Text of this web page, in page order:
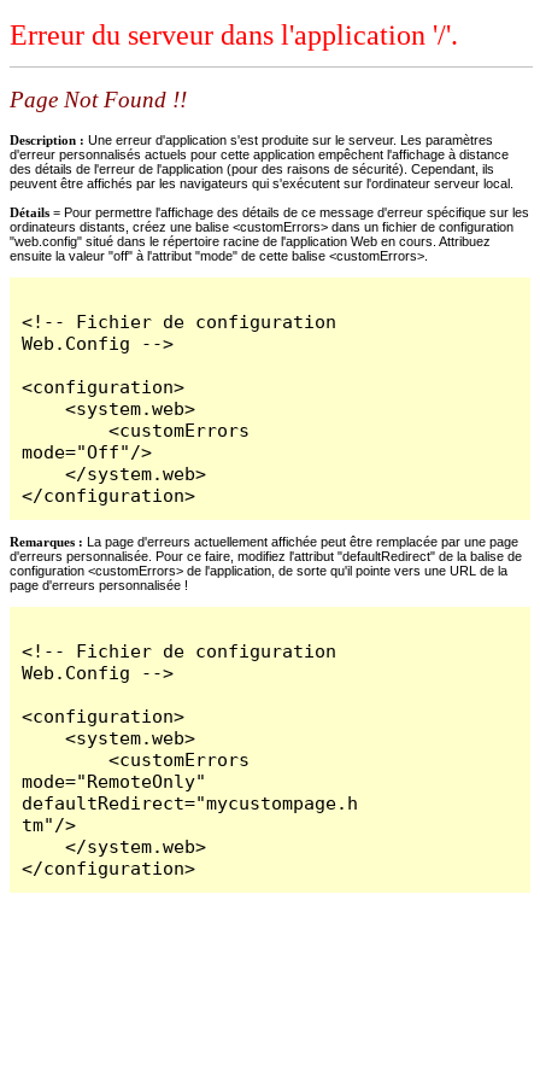
Erreur du serveur dans l'application '/'.
Page Not Found !!
Description : Une erreur d'application s'est produite sur le serveur. Les paramètres
d'erreur personnalisés actuels pour cette application empêchent l'affichage à distance
des détails de l'erreur de l'application (pour des raisons de sécurité). Cependant, ils
peuvent être affichés par les navigateurs qui s'exécutent sur l'ordinateur serveur local.
Détails = Pour permettre l'affichage des détails de ce message d'erreur spécifique sur les
ordinateurs distants, créez une balise <customErrors> dans un fichier de configuration
"web.config" situé dans le répertoire racine de l'application Web en cours. Attribuez
ensuite la valeur "off" à l'attribut "mode" de cette balise <customErrors>.
<!-- Fichier de configuration
Web.Config -->
<configuration>
    <system.web>
        <customErrors
mode="Off"/>
    </system.web>
</configuration>
Remarques : La page d'erreurs actuellement affichée peut être remplacée par une page
d'erreurs personnalisée. Pour ce faire, modifiez l'attribut "defaultRedirect" de la balise de
configuration <customErrors> de l'application, de sorte qu'il pointe vers une URL de la
page d'erreurs personnalisée !
<!-- Fichier de configuration
Web.Config -->
<configuration>
    <system.web>
        <customErrors
mode="RemoteOnly"
defaultRedirect="mycustompage.h
tm"/>
    </system.web>
</configuration>